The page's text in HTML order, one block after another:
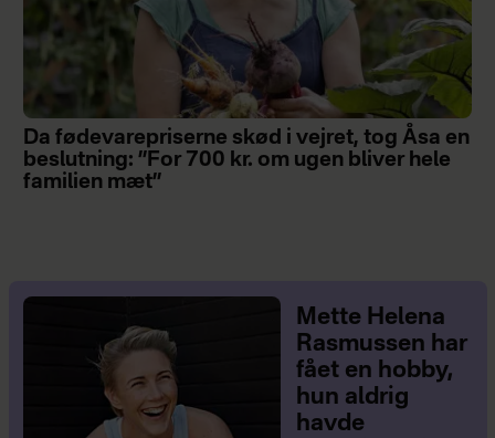
Da fødevarepriserne skød i vejret, tog Åsa en
beslutning: ”For 700 kr. om ugen bliver hele
familien mæt”
Mette Helena
Rasmussen har
fået en hobby,
hun aldrig
havde